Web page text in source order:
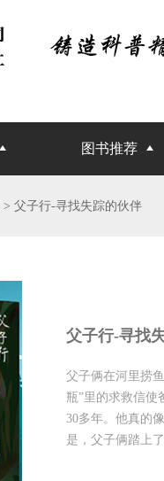
图书推荐
> 父子行-寻找失踪的伙伴
父子行-寻找
父子俩在河里捞
瓶”里的求救信使
30多年。他真的
是，父子俩踏上